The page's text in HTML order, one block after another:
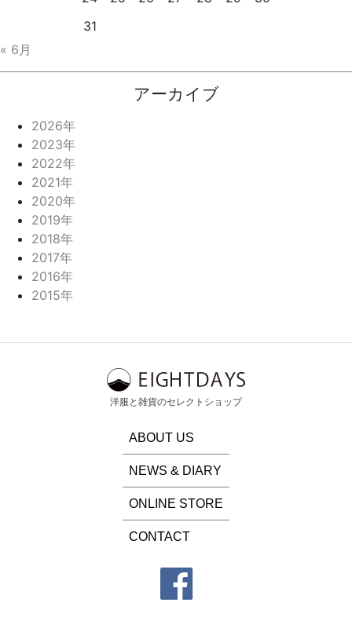
31
« 6月
アーカイブ
2026年
2023年
2022年
2021年
2020年
2019年
2018年
2017年
2016年
2015年
洋服と雑貨のセレクトショップ
ABOUT US
NEWS & DIARY
ONLINE STORE
CONTACT